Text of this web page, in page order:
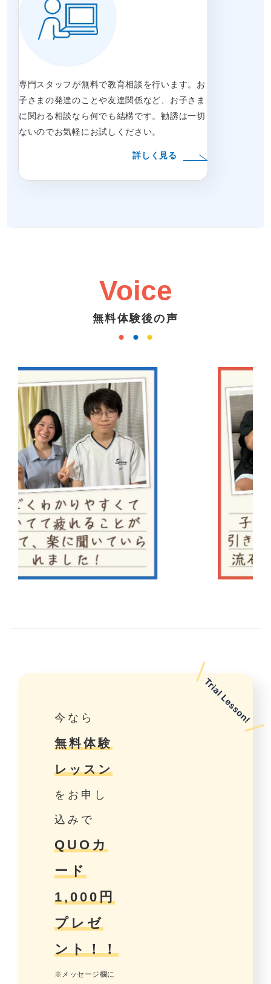
専門スタッフが無料で教育相談を行います。お
子さまの発達のことや友達関係など、お子さま
に関わる相談なら何でも結構です。勧誘は一切
ないのでお気軽にお試しください。
詳しく見る
Voice
無料体験後の声
今なら
無料体験
レッスン
をお申し
込みで
QUOカ
ード
1,000円
プレゼ
ント！！
※メッセージ欄に